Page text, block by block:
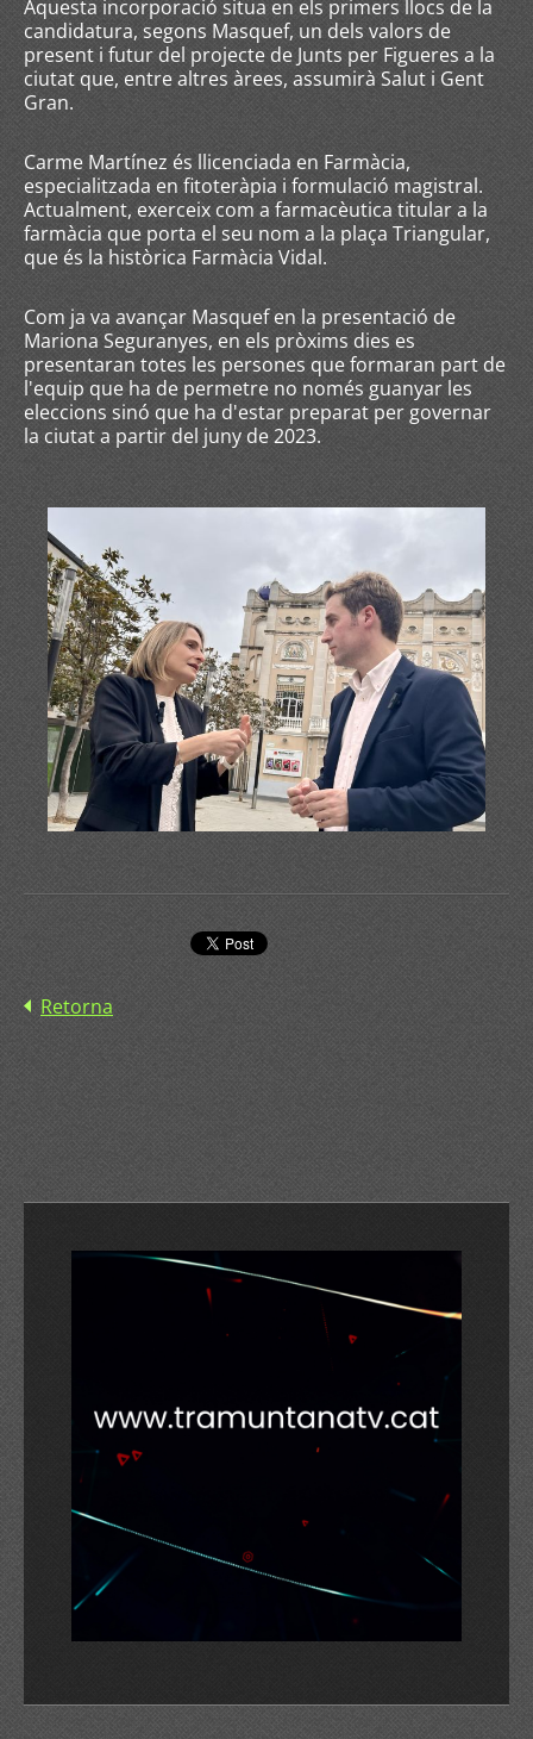
Aquesta incorporació situa en els primers llocs de la
candidatura, segons Masquef, un dels valors de
present i futur del projecte de Junts per Figueres a la
ciutat que, entre altres àrees, assumirà Salut i Gent
Gran.
Carme Martínez és llicenciada en Farmàcia,
especialitzada en fitoteràpia i formulació magistral.
Actualment, exerceix com a farmacèutica titular a la
farmàcia que porta el seu nom a la plaça Triangular,
que és la històrica Farmàcia Vidal.
Com ja va avançar Masquef en la presentació de
Mariona Seguranyes, en els pròxims dies es
presentaran totes les persones que formaran part de
l'equip que ha de permetre no només guanyar les
eleccions sinó que ha d'estar preparat per governar
la ciutat a partir del juny de 2023.
Retorna